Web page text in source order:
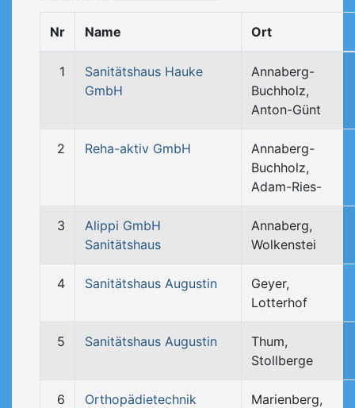
Nr Name Ort
1
Sanitätshaus Hauke
GmbH
Annaberg-
Buchholz,
Anton-Günt
2 Reha-aktiv GmbH
Annaberg-
Buchholz,
Adam-Ries-
3
Alippi GmbH
Sanitätshaus
Annaberg,
Wolkenstei
4 Sanitätshaus Augustin
Geyer,
Lotterhof
5 Sanitätshaus Augustin
Thum,
Stollberge
6
Orthopädietechnik
Marienberg,